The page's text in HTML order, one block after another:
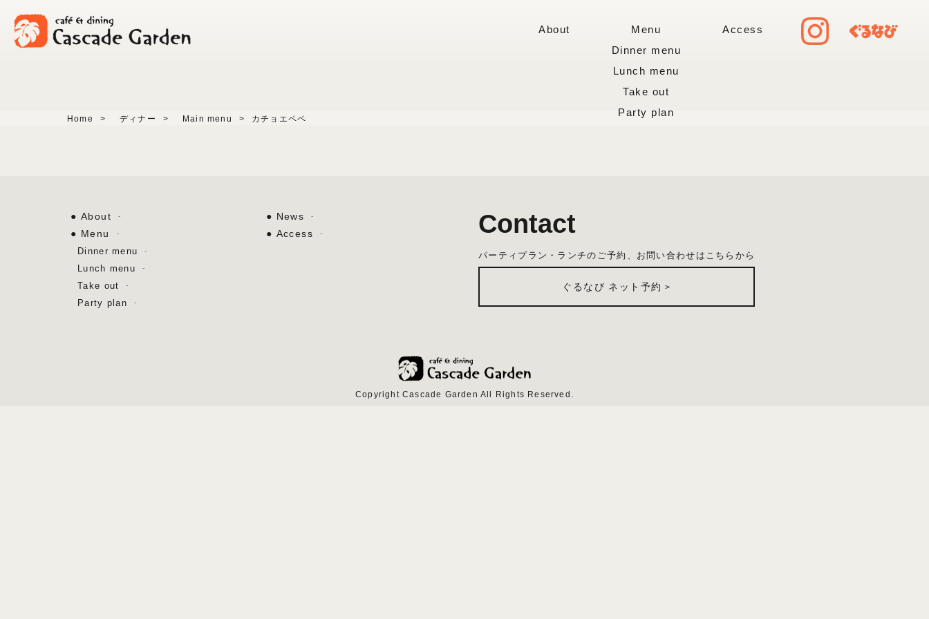
About
Menu
Dinner menu
Lunch menu
Take out
Party plan
Access
Home > ディナー > Main menu > カチョエペペ
About
Menu
Dinner menu
Lunch menu
Take out
Party plan
News
Access
Contact
パーティプラン・ランチのご予約、お問い合わせはこちらから
ぐるなび ネット予約 >
Copyright Cascade Garden All Rights Reserved.